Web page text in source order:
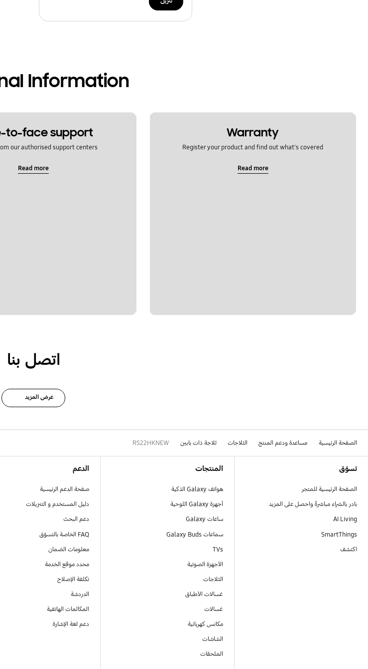
Information
Warranty
Register your product and find out what's covered
Read more
to-face support
our authorised support centers
Read more
اتصل بنا
عرض المزيد
الصفحة الرئيسية مساعدة ودعم المنتج الثلاجات ثلاجة ذات بابين RS22HKNEW
تسوّق
الصفحة الرئيسية للمتجر
بادر بالشراء مباشرةً واحصل على المزيد
AI Living
SmartThings
اكتشف
المنتجات
هواتف Galaxy الذكية
أجهزة Galaxy اللوحية
ساعات Galaxy
سماعات Galaxy Buds
TVs
الأجهزة الصوتية
الثلاجات
غسالات الأطباق
غسالات
مكانس كهربائية
الشاشات
الملحقات
الدعم
صفحة الدعم الرئيسية
دليل المستخدم و التنزيلات
دعم البحث
FAQ الخاصة بالتسوّق
معلومات الضمان
محدد موقع الخدمة
تكلفة الإصلاح
الدردشة
المكالمات الهاتفية
دعم لغة الإشارة